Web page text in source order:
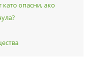
като опасни, ако